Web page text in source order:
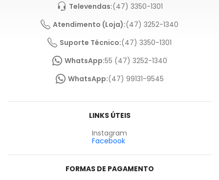
Televendas:(47) 3350-1301
Atendimento (Loja):(47) 3252-1340
Suporte Técnico:(47) 3350-1301
WhatsApp:55 (47) 3252-1340
WhatsApp:(47) 99131-9545
LINKS ÚTEIS
Instagram
Facebook
FORMAS DE PAGAMENTO